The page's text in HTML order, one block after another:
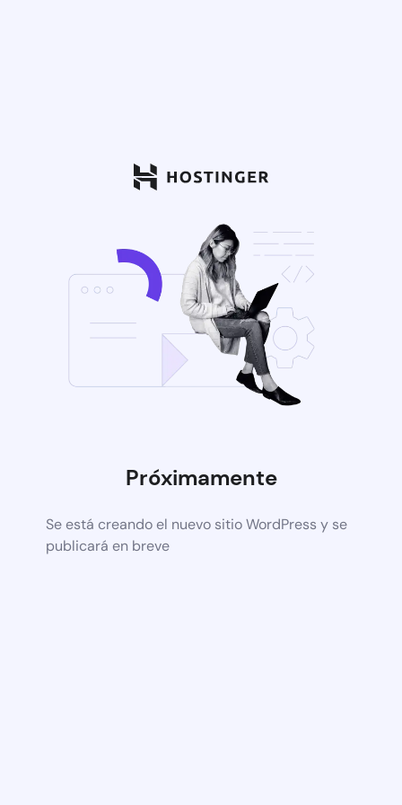
Próximamente
Se está creando el nuevo sitio WordPress y se
publicará en breve